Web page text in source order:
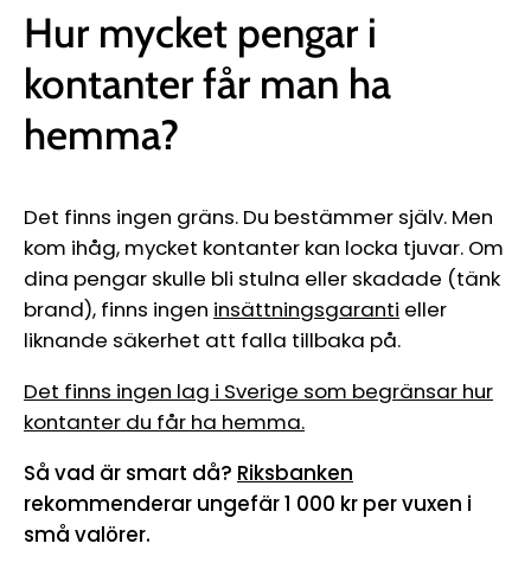
krisberedskap.
Hur mycket pengar i
kontanter får man ha
hemma?
Det finns ingen gräns. Du bestämmer själv. Men
kom ihåg, mycket kontanter kan locka tjuvar. Om
dina pengar skulle bli stulna eller skadade (tänk
brand), finns ingen insättningsgaranti eller
liknande säkerhet att falla tillbaka på.
Det finns ingen lag i Sverige som begränsar hur
kontanter du får ha hemma.
Så vad är smart då? Riksbanken
rekommenderar ungefär 1 000 kr per vuxen i
små valörer.